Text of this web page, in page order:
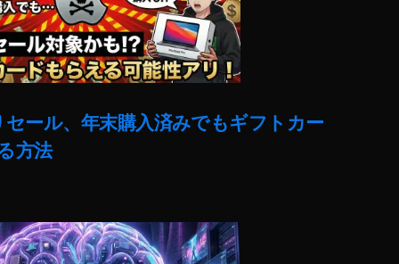
ール、年末購入済みでもギフトカー
方法